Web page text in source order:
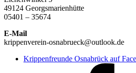
49124
05401 – 35674
E-Mail
krippenverein-osnabrueck@outlook.de
Krippenfreunde Osnabrück auf